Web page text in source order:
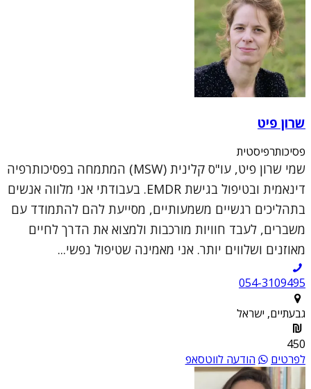
שרון פיט
פסיכותרפיסטית
שמי שרון פיט, עו"ס קלינית (MSW) המתמחה בפסיכותרפיה
דינאמית ובטיפול בגישת EMDR. בעבודתי אני מלווה אנשים
בתהליכים רגשיים משמעותיים, מסייעת להם להתמודד עם
משברים, לעבד חוויות מורכבות ולמצוא את הדרך לחיים
מאוזנים ושלווים יותר. אני מאמינה שטיפול נפשי...
054-3109495
גבעתיים, ישראל
450
לפרטים
הודעה לווטסאפ